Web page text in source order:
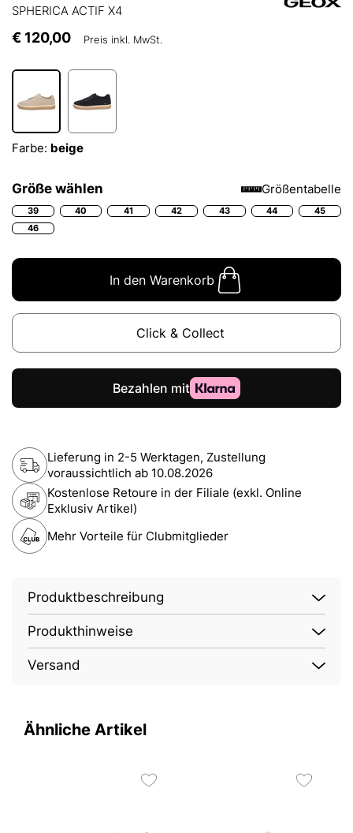
SPHERICA ACTIF X4
€ 120,00 Preis inkl. MwSt.
Farbe: beige
Größe wählen Größentabelle
39 40 41 42 43 44
45
46
In den Warenkorb
Click & Collect
Lieferung in 2-5 Werktagen, Zustellung
voraussichtlich ab 10.08.2026
Kostenlose Retoure in der Filiale (exkl. Online
Exklusiv Artikel)
Mehr Vorteile für Clubmitglieder
Produktbeschreibung
Produkthinweise
Versand
Ähnliche Artikel